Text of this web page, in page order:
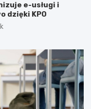
e-usługi i
dzięki KPO